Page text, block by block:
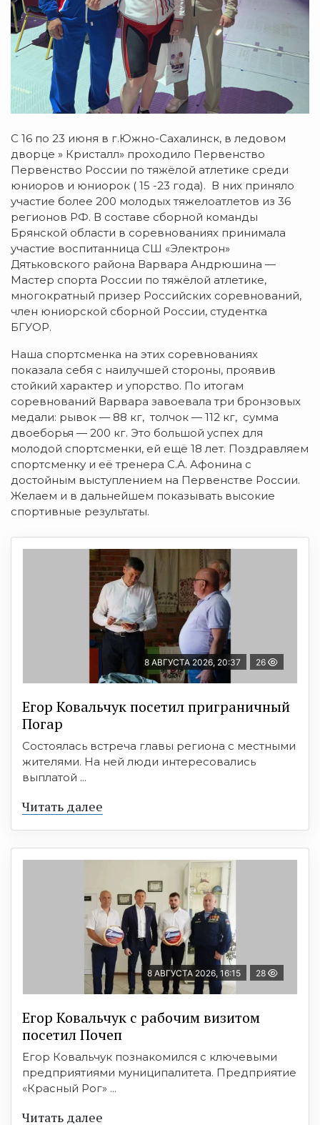
С 16 по 23 июня в г.Южно-Сахалинск, в ледовом
дворце » Кристалл» проходило Первенство
Первенство России по тяжёлой атлетике среди
юниоров и юниорок ( 15 -23 года). В них приняло
участие более 200 молодых тяжелоатлетов из 36
регионов РФ. В составе сборной команды
Брянской области в соревнованиях принимала
участие воспитанница СШ «Электрон»
Дятьковского района Варвара Андрюшина —
Мастер спорта России по тяжёлой атлетике,
многократный призер Российских соревнований,
член юниорской сборной России, студентка
БГУОР.
Наша спортсменка на этих соревнованиях
показала себя с наилучшей стороны, проявив
стойкий характер и упорство. По итогам
соревнований Варвара завоевала три бронзовых
медали: рывок — 88 кг, толчок — 112 кг, сумма
двоеборья — 200 кг. Это большой успех для
молодой спортсменки, ей ещё 18 лет. Поздравляем
спортсменку и её тренера С.А. Афонина с
достойным выступлением на Первенстве России.
Желаем и в дальнейшем показывать высокие
спортивные результаты.
8 АВГУСТА 2026, 20:37 26
Егор Ковальчук посетил приграничный
Погар
Состоялась встреча главы региона с местными
жителями. На ней люди интересовались
выплатой ...
Читать далее
8 АВГУСТА 2026, 16:15 28
Егор Ковальчук с рабочим визитом
посетил Почеп
Егор Ковальчук познакомился с ключевыми
предприятиями муниципалитета. Предприятие
«Красный Рог» ...
Читать далее